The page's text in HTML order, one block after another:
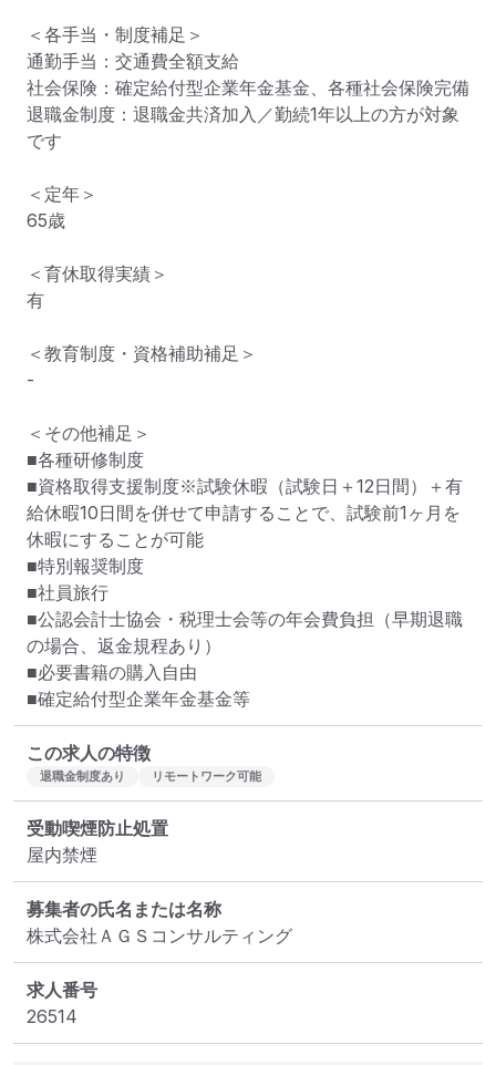
＜各手当・制度補足＞
通勤手当：交通費全額支給
社会保険：確定給付型企業年金基金、各種社会保険完備
退職金制度：退職金共済加入／勤続1年以上の方が対象
です
＜定年＞
65歳
＜育休取得実績＞
有
＜教育制度・資格補助補足＞
-
＜その他補足＞
■各種研修制度
■資格取得支援制度※試験休暇（試験日＋12日間）＋有
給休暇10日間を併せて申請することで、試験前1ヶ月を
休暇にすることが可能
■特別報奨制度
■社員旅行
■公認会計士協会・税理士会等の年会費負担（早期退職
の場合、返金規程あり）
■必要書籍の購入自由
■確定給付型企業年金基金等
この求人の特徴
退職金制度あり リモートワーク可能
受動喫煙防止処置
屋内禁煙
募集者の氏名または名称
株式会社ＡＧＳコンサルティング
求人番号
26514